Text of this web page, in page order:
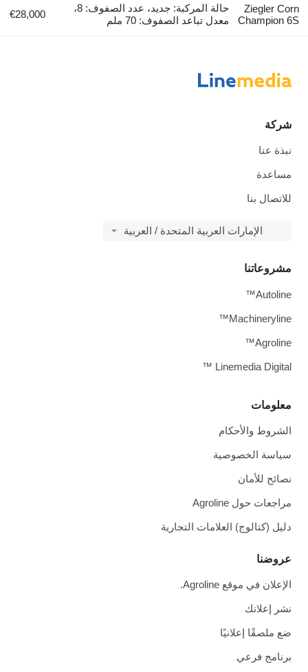
Ziegler Corn
Champion 6S
حالة المركبة: جديد، عدد الصفوف: 8،
معدل تباعد الصفوف: 70 ملم
€28,000
شركة
نبذة عنا
مساعدة
للاتصال بنا
الإمارات العربية المتحدة / العربية
معلومات
الشروط والأحكام
سياسة الخصوصية
نصائح للأمان
مراجعات حول Agroline
دليل (كتالوج) العلامات التجارية
عروضنا
الإعلان في موقع Agroline.
نشر إعلانك
ضع ملصقًا إعلانيًا
برنامج فرعي
مشروعاتنا
Autoline™
Machineryline™
Agroline™
Linemedia Digital ™